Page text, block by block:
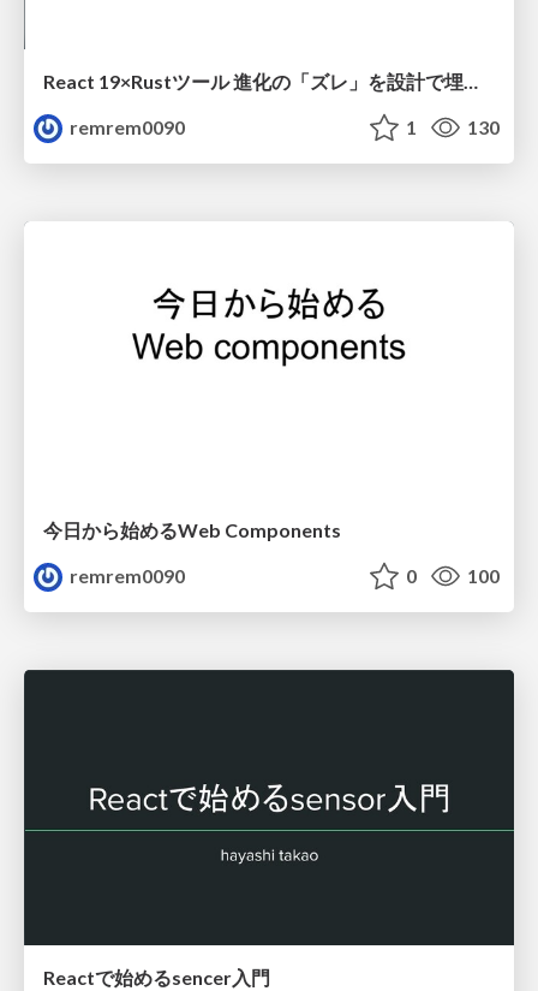
React 19×Rustツール 進化の「ズレ」を設計で埋める
remrem0090
1 130
今日から始めるWeb Components
remrem0090
0 100
Reactで始めるsencer入門